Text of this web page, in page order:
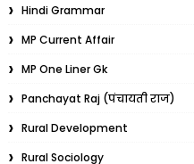
Hindi Grammar
MP Current Affair
MP One Liner Gk
Panchayat Raj (पंचायती राज)
Rural Development
Rural Sociology